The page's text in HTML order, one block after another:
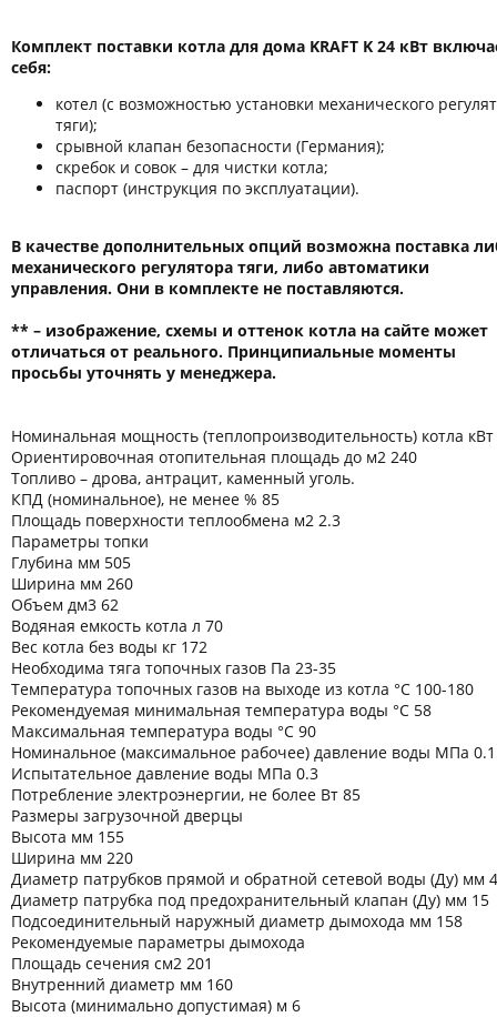
Комплект поставки котла для дома KRAFT K 24 кВт
себя:
котел (с возможностью установки механического
тяги);
срывной клапан безопасности (Германия);
скребок и совок – для чистки котла;
паспорт (инструкция по эксплуатации).
В качестве дополнительных опций возможна поставка
механического регулятора тяги, либо автоматики
управления. Они в комплекте не поставляются.
** – изображение, схемы и оттенок котла на сайте может
отличаться от реального. Принципиальные моменты
просьбы уточнять у менеджера.
Номинальная мощность (теплопроизводительность) котла кВт
Ориентировочная отопительная площадь до м2 240
Топливо – дрова, антрацит, каменный уголь.
КПД (номинальное), не менее % 85
Площадь поверхности теплообмена м2 2.3
Параметры топки
Глубина мм 505
Ширина мм 260
Объем дм3 62
Водяная емкость котла л 70
Вес котла без воды кг 172
Необходима тяга топочных газов Па 23-35
Температура топочных газов на выходе из котла °C 100-180
Рекомендуемая минимальная температура воды °C 58
Максимальная температура воды °C 90
Номинальное (максимальное рабочее) давление воды МПа
Испытательное давление воды МПа 0.3
Потребление электроэнергии, не более Вт 85
Размеры загрузочной дверцы
Высота мм 155
Ширина мм 220
Диаметр патрубков прямой и обратной сетевой воды (Ду) мм
Диаметр патрубка под предохранительный клапан (Ду) мм 15
Подсоединительный наружный диаметр дымохода мм 158
Рекомендуемые параметры дымохода
Площадь сечения см2 201
Внутренний диаметр мм 160
Высота (минимально допустимая) м 6